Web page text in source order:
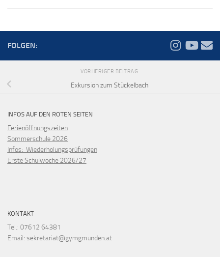
FOLGEN:
VORHERIGER BEITRAG
Exkursion zum Stückelbach
INFOS AUF DEN ROTEN SEITEN
Ferienöffnungszeiten
Sommerschule 2026
Infos: Wiederholungsprüfungen
Erste Schulwoche 2026/27
KONTAKT
Tel.: 07612 64381
Email: sekretariat@gymgmunden.at